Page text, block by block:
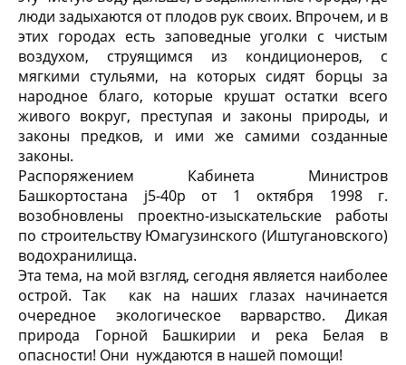
люди задыхаются от плодов рук своих. Впрочем, и в
этих городах есть заповедные уголки с чистым
воздухом, струящимся из кондиционеров, с
мягкими стульями, на которых сидят борцы за
народное благо, которые крушат остатки всего
живого вокруг, преступая и законы природы, и
законы предков, и ими же самими созданные
законы.
Распоряжением Кабинета Министров
Башкортостана ј5-40р от 1 октября 1998 г.
возобновлены проектно-изыскательские работы
по строительству Юмагузинского (Иштугановского)
водохранилища.
Эта тема, на мой взгляд, сегодня является наиболее
острой. Так как на наших глазах начинается
очередное экологическое варварство. Дикая
природа Горной Башкирии и река Белая в
опасности! Они нуждаются в нашей помощи!